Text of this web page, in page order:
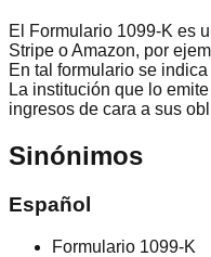
El Formulario 1099-K es
Stripe o Amazon, por
En tal formulario se
La institución que lo
ingresos de cara a sus
Sinónimos
Español
Formulario 1099-K